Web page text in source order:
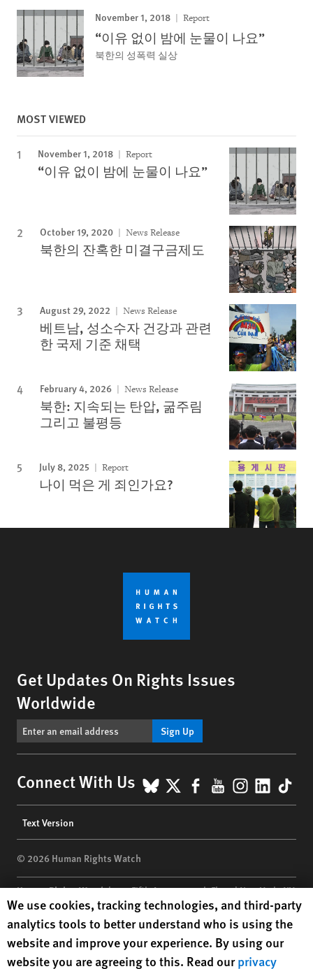
November 1, 2018 Report
“이유 없이 밤에 눈물이 나요”
북한의 성폭력 실상
MOST VIEWED
November 1, 2018 Report
“이유 없이 밤에 눈물이 나요”
October 19, 2020 News Release
북한의 잔혹한 미결구금제도
August 29, 2022 News Release
베트남, 성소수자 건강과 관련
한 국제 기준 채택
February 4, 2026 News Release
북한: 지속되는 탄압, 굶주림
그리고 불평등
July 8, 2025 Report
나이 먹은 게 죄인가요?
Get Updates On Rights Issues
Worldwide
Sign Up
Connect With Us BlueSky
X Facebook
YouTube
menu
Text Version
© 2026 Human Rights Watch
Human Rights Watch| 350 Fifth Avenue, 34th Floor | New York,NY
10118-3299USA|t 1.212.290.4700
Human Rights Watchis a 501(C)(3) nonprofit registered in the US
under EIN: 13-2875808
Human Rights Watch cookie preferences
We use cookies, tracking technologies, and third-party
analytics tools to better understand who is using the
website and improve your experience. By using our
website you are agreeing to this. Read ourprivacy